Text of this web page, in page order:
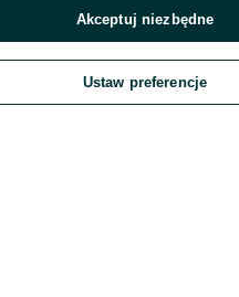
Zaloguj się
pośrednictwem jednego z
OLX.pl w jego
Akceptuj niezbędne
Ustaw preferencje